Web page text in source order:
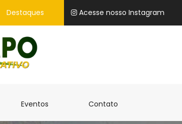
Destaques Acesse nosso Instagram
Eventos Contato